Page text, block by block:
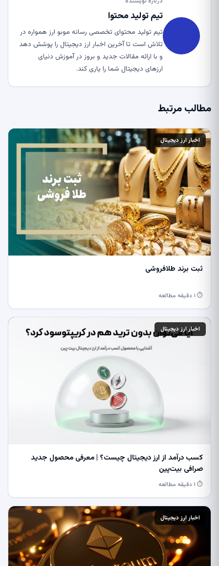
تیم تولید محتوا
تیم تولید محتوای تخصصی رسانه موبو ارز همواره در
تلاش است تا آخرین اخبار ارز دیجیتال را پوشش دهد
و با ارائه مقالات جدید و بروز در آموزش دنیای
ارزهای دیجیتال شما را یاری کند.
مطالب مرتبط
اخبار ارز دیجیتال
ثبت برند طلافروشی
⏱ ۱ دقیقه مطالعه
اخبار ارز دیجیتال
کسب درآمد از ارز دیجیتال چیست؟ | معرفی محصول جدید
صرافی بیت‌پین
⏱ ۱ دقیقه مطالعه
اخبار ارز دیجیتال